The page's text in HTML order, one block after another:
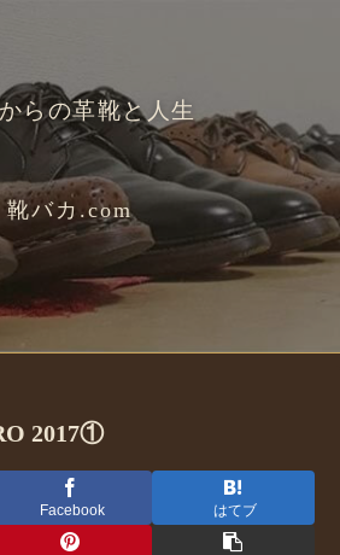
らの革靴と人生
靴バカ.com
2017①
Facebook はてブ